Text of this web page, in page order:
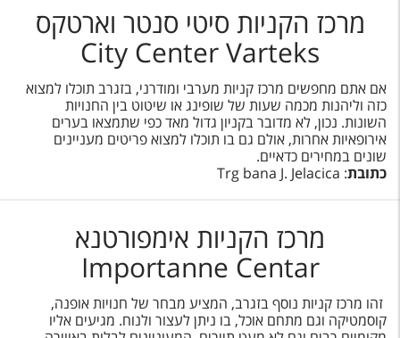
מרכז הקניות סיטי סנטר וארטקס
City Center Varteks
אם אתם מחפשים מרכז קניות מערבי ומודרני, בזגרב תוכלו למצוא
כזה וליהנות מכמה שעות של שופינג או שיטוט בין החנויות
השונות. נכון, לא מדובר בקניון גדול מאד כפי שתמצאו בערים
אירופאיות אחרות, אולם גם בו תוכלו למצוא פריטים מעניינים
שונים במחירים כדאיים.
כתובת: Trg bana J. Jelacica
מרכז הקניות אימפורטנא
Importanne Centar
זהו מרכז קניות נוסף בזגרב, המציע מבחר של חנויות אופנה,
קוסמטיקה וגם מתחם אוכל, בו ניתן לעצור ולנוח. מגיעים אליו